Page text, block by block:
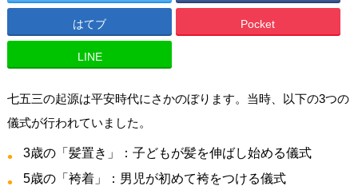
はてブ Pocket
LINE
七五三の起源は平安時代にさかのぼります。当時、以下の3つの
儀式が行われていました。
3歳の「髪置き」：子どもが髪を伸ばし始める儀式
5歳の「袴着」：男児が初めて袴をつける儀式